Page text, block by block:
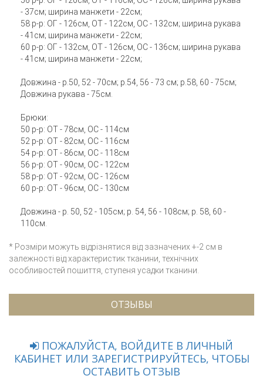
- 37см; ширина манжети - 22см;
58 р-р: ОГ - 126см, ОТ - 122см, ОС - 132см; ширина рукава
- 41см; ширина манжети - 22см;
60 р-р: ОГ - 132см, ОТ - 126см, ОС - 136см; ширина рукава
- 41см; ширина манжети - 22см;
Довжина - р.50, 52 - 70см; р.54, 56 - 73 см; р.58, 60 - 75см;
Довжина рукава - 75см.
Брюки:
50 р-р: ОТ - 78см, ОС - 114см
52 р-р: ОТ - 82см, ОС - 116см
54 р-р: ОТ - 86см, ОС - 118см
56 р-р: ОТ - 90см, ОС - 122см
58 р-р: ОТ - 92см, ОС - 126см
60 р-р: ОТ - 96см, ОС - 130см
Довжина - р. 50, 52 - 105см; р. 54, 56 - 108см; р. 58, 60 -
110см.
* Розміри можуть відрізнятися від зазначених +-2 см в
залежності від характеристик тканини, технічних
особливостей пошиття, ступеня усадки тканини.
ОТЗЫВЫ
ПОЖАЛУЙСТА, ВОЙДИТЕ В ЛИЧНЫЙ
КАБИНЕТ ИЛИ ЗАРЕГИСТРИРУЙТЕСЬ, ЧТОБЫ
ОСТАВИТЬ ОТЗЫВ